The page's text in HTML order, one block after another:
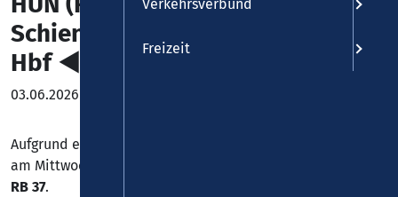
Schienenersatzverkehr Boppard
Hbf ◄► Emmelshausen
03.06.2026
Aufgrund eines kurzfristigen Personalausfalls, kommt es
am Mittwoch, 03.06.2026 zu Einschränkungen bei der
RB 37.
Verkehrsverbund
Freizeit